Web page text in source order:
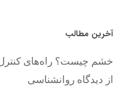
آخرین مطالب
خشم چیست؟ راه‌های
از دیدگاه روانشناسی